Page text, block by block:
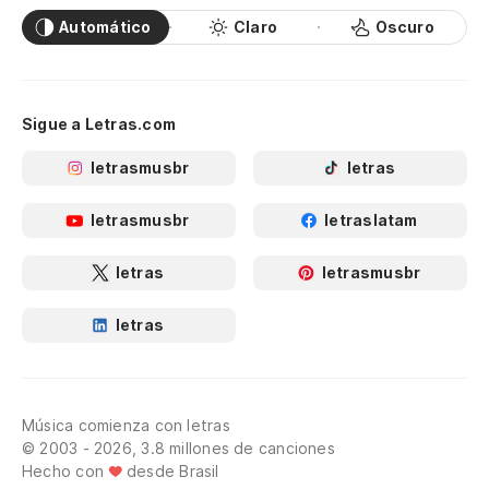
Automático Claro Oscuro
Sigue a Letras.com
letrasmusbr letras
letrasmusbr letraslatam
letras letrasmusbr
letras
Música comienza con letras
© 2003 - 2026, 3.8 millones de canciones
Hecho con
desde Brasil